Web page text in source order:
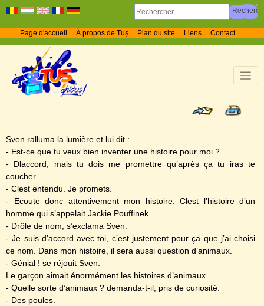
Page d'accueil À propos de Tuș Plan du site Liens Contact
Sven ralluma la lumière et lui dit :
- Est-ce que tu veux bien inventer une histoire pour moi ?
- Dlaccord, mais tu dois me promettre qu’après ça tu iras te
coucher.
- Clest entendu. Je promets.
- Ecoute donc attentivement mon histoire. Clest l’histoire d’un
homme qui s’appelait Jackie Pouffinek
- Drôle de nom, s’exclama Sven.
- Je suis d’accord avec toi, c’est justement pour ça que j’ai choisi
ce nom. Dans mon histoire, il sera aussi question d’animaux.
- Génial ! se réjouit Sven.
Le garçon aimait énormément les histoires d’animaux.
- Quelle sorte d’animaux ? demanda-t-il, pris de curiosité.
- Des poules.